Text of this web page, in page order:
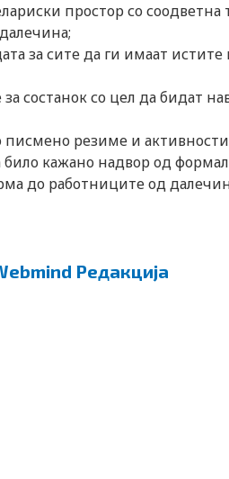
простор со соодветна
за сите да ги имаат
состанок со цел да бидат
писмено резиме и
кажано надвор од
до работниците од
Редакција